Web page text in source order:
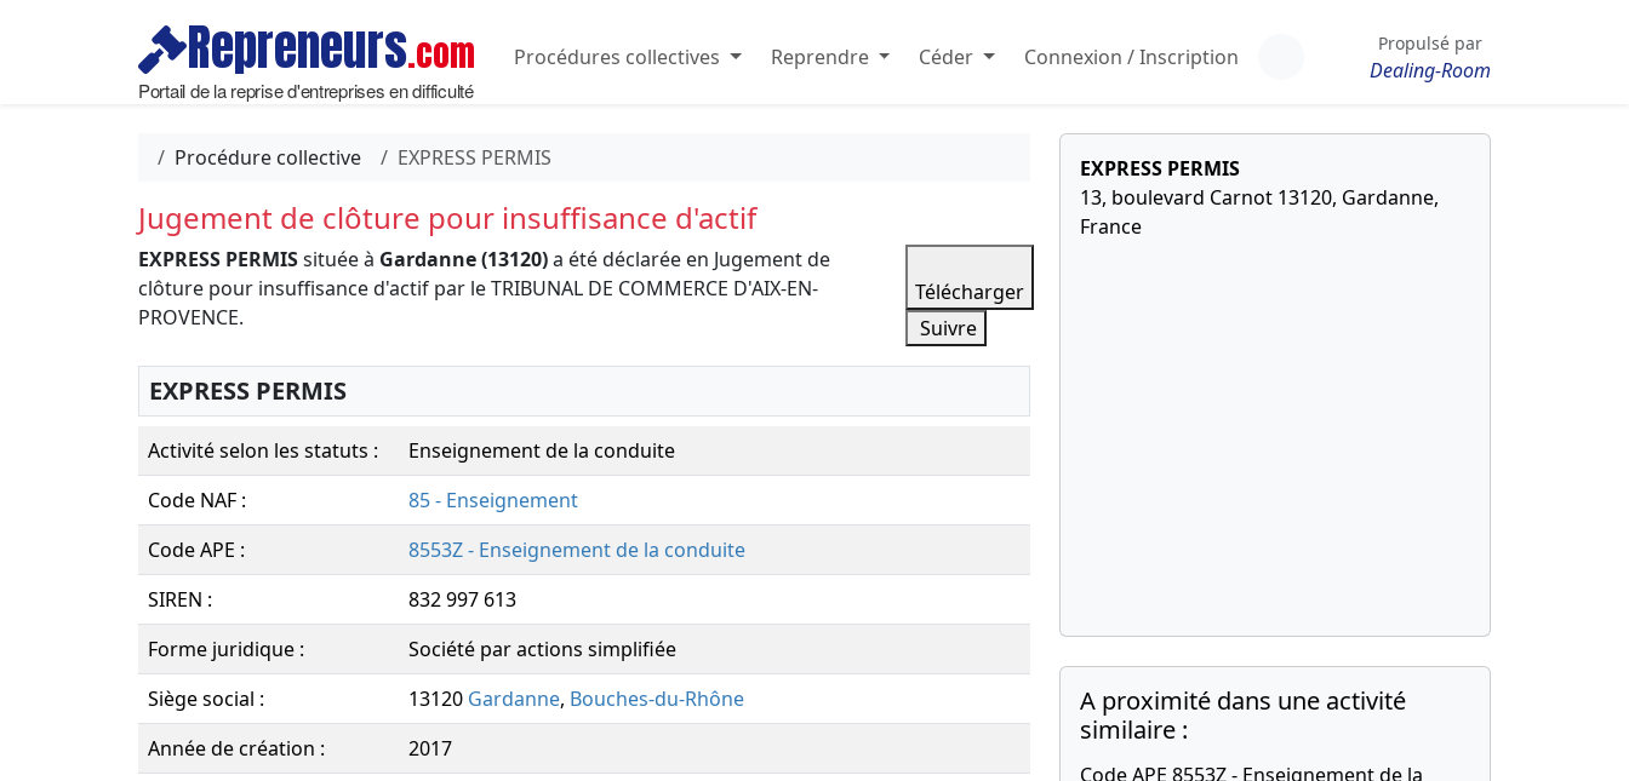
Repreneurs.com
Portail de la reprise d'entreprises en difficulté
Procédures collectives Reprendre Céder Connexion / Inscription
Propulsé par
Dealing-Room
Procédure collective EXPRESS PERMIS
Jugement de clôture pour insuffisance d'actif
EXPRESS PERMISsituée à Gardanne (13120)a été déclarée en Jugement de
clôture pour insuffisance d'actif par le TRIBUNAL DE COMMERCE D'AIX-EN-
PROVENCE.
Télécharger
Suivre
EXPRESS PERMIS
Activité selon les statuts :
Enseignement de la conduite
Code NAF :
85 - Enseignement
Code APE :
8553Z - Enseignement de la conduite
SIREN :
832 997 613
Forme juridique :
Société par actions simplifiée
Siège social :
13120 Gardanne, Bouches-du-Rhône
Année de création :
2017
EXPRESS PERMIS
13, boulevard Carnot 13120, Gardanne,
France
A proximité dans une activité
similaire :
Code APE 8553Z - Enseignement de la